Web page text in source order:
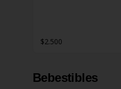
$2.500
Bebestibles